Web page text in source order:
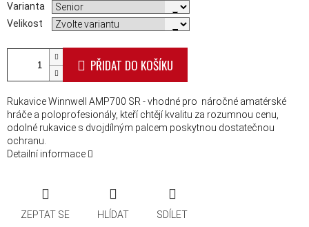
Varianta
Velikost
PŘIDAT DO KOŠÍKU
Rukavice Winnwell AMP700 SR - vhodné pro náročné amatérské
hráče a poloprofesionály, kteří chtějí kvalitu za rozumnou cenu,
odolné rukavice s dvojdílným palcem poskytnou dostatečnou
ochranu.
Detailní informace
ZEPTAT SE HLÍDAT SDÍLET